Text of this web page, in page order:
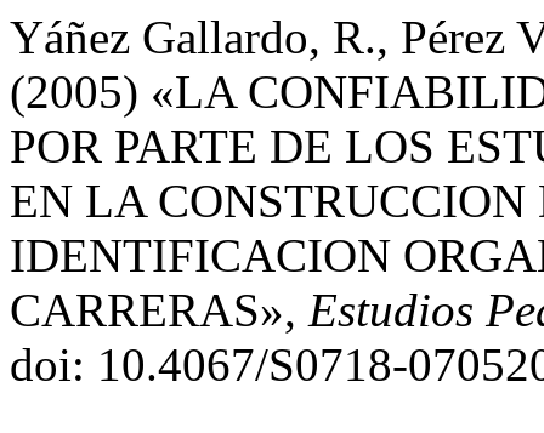
Yáñez Gallardo, R., Pérez
(2005) «LA
POR PARTE DE LOS
EN LA
IDENTIFICACION
CARRERAS», Estudios
doi: 10.4067/S0718-